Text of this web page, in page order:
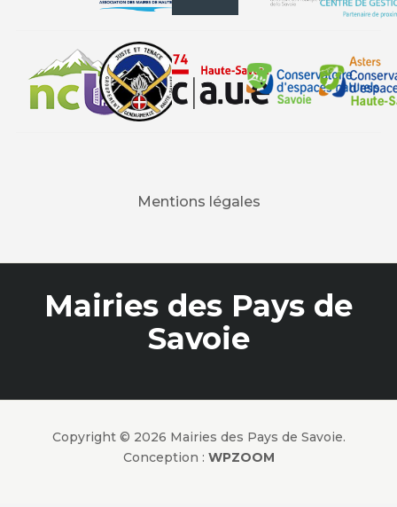
Mentions légales
Mairies des Pays de
Savoie
Copyright © 2026 Mairies des Pays de Savoie.
Conception : WPZOOM